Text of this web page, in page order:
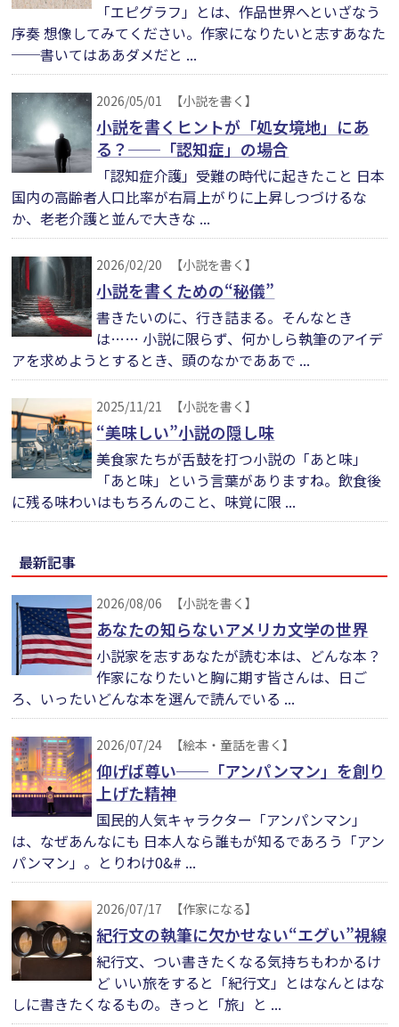
「エピグラフ」とは、作品世界へといざなう
序奏 想像してみてください。作家になりたいと志すあなた
──書いてはああダメだと ...
2026/05/01 【小説を書く】
小説を書くヒントが「処女境地」にあ
る？──「認知症」の場合
「認知症介護」受難の時代に起きたこと 日本
国内の高齢者人口比率が右肩上がりに上昇しつづけるな
か、老老介護と並んで大きな ...
2026/02/20 【小説を書く】
小説を書くための“秘儀”
書きたいのに、行き詰まる。そんなとき
は…… 小説に限らず、何かしら執筆のアイデ
アを求めようとするとき、頭のなかでああで ...
2025/11/21 【小説を書く】
“美味しい”小説の隠し味
美食家たちが舌鼓を打つ小説の「あと味」
「あと味」という言葉がありますね。飲食後
に残る味わいはもちろんのこと、味覚に限 ...
最新記事
2026/08/06 【小説を書く】
あなたの知らないアメリカ文学の世界
小説家を志すあなたが読む本は、どんな本？
作家になりたいと胸に期す皆さんは、日ご
ろ、いったいどんな本を選んで読んでいる ...
2026/07/24 【絵本・童話を書く】
仰げば尊い──「アンパンマン」を創り
上げた精神
国民的人気キャラクター「アンパンマン」
は、なぜあんなにも 日本人なら誰もが知るであろう「アン
パンマン」。とりわけ0&# ...
2026/07/17 【作家になる】
紀行文の執筆に欠かせない“エグい”視線
紀行文、つい書きたくなる気持ちもわかるけ
ど いい旅をすると「紀行文」とはなんとはな
しに書きたくなるもの。きっと「旅」と ...